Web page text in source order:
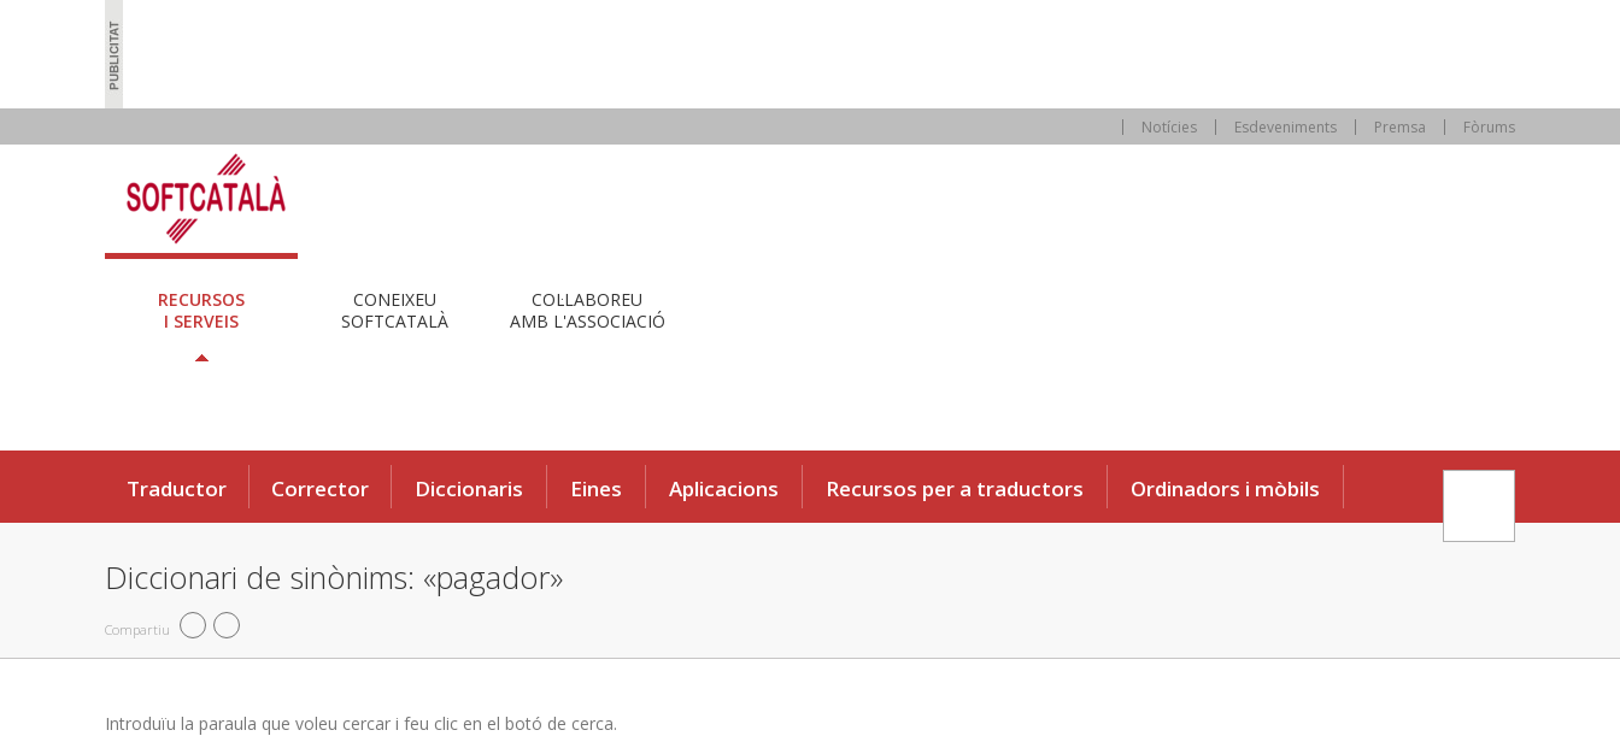
Notícies Esdeveniments Premsa Fòrums
RECURSOS
I SERVEIS
CONEIXEU
SOFTCATALÀ
COL·LABOREU
AMB L'ASSOCIACIÓ
Traductor Corrector Diccionaris Eines Aplicacions Recursos per a traductors Ordinadors i mòbils
Diccionari de sinònims: «pagador»
Compartiu
Introduïu la paraula que voleu cercar i feu clic en el botó de cerca.